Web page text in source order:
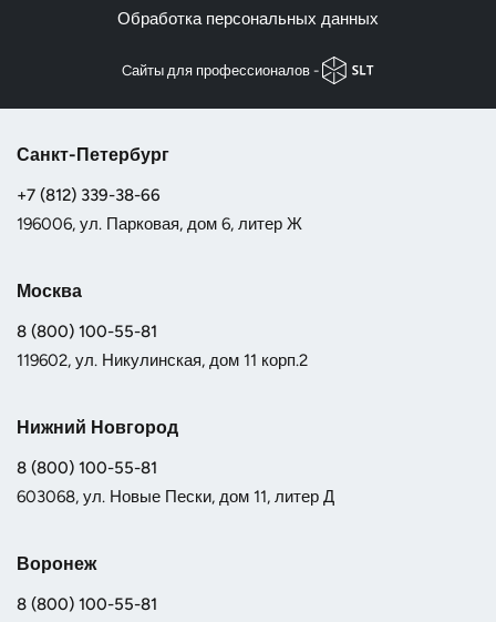
Обработка персональных данных
Cайты для профессионалов -
Санкт-Петербург
+7 (812) 339-38-66
196006, ул. Парковая, дом 6, литер Ж
Москва
8 (800) 100-55-81
119602, ул. Никулинская, дом 11 корп.2
Нижний Новгород
8 (800) 100-55-81
603068, ул. Новые Пески, дом 11, литер Д
Воронеж
8 (800) 100-55-81